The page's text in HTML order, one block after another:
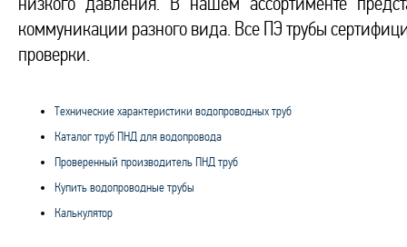
коммуникации разного вида. Все ПЭ трубы
проверки.
Технические характеристики водопроводных труб
Каталог труб ПНД для водопровода
Проверенный производитель ПНД труб
Купить водопроводные трубы
Калькулятор